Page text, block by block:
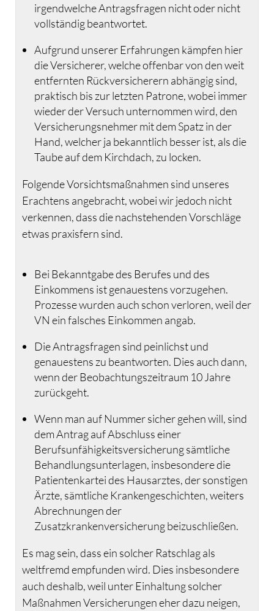
irgendwelche Antragsfragen nicht oder nicht
vollständig beantwortet.
Aufgrund unserer Erfahrungen kämpfen hier
die Versicherer, welche offenbar von den weit
entfernten Rückversicherern abhängig sind,
praktisch bis zur letzten Patrone, wobei immer
wieder der Versuch unternommen wird, den
Versicherungsnehmer mit dem Spatz in der
Hand, welcher ja bekanntlich besser ist, als die
Taube auf dem Kirchdach, zu locken.
Folgende Vorsichtsmaßnahmen sind unseres
Erachtens angebracht, wobei wir jedoch nicht
verkennen, dass die nachstehenden Vorschläge
etwas praxisfern sind.
Bei Bekanntgabe des Berufes und des
Einkommens ist genauestens vorzugehen.
Prozesse wurden auch schon verloren, weil der
VN ein falsches Einkommen angab.
Die Antragsfragen sind peinlichst und
genauestens zu beantworten. Dies auch dann,
wenn der Beobachtungszeitraum 10 Jahre
zurückgeht.
Wenn man auf Nummer sicher gehen will, sind
dem Antrag auf Abschluss einer
Berufsunfähigkeitsversicherung sämtliche
Behandlungsunterlagen, insbesondere die
Patientenkartei des Hausarztes, der sonstigen
Ärzte, sämtliche Krankengeschichten, weiters
Abrechnungen der
Zusatzkrankenversicherung beizuschließen.
Es mag sein, dass ein solcher Ratschlag als
weltfremd empfunden wird. Dies insbesondere
auch deshalb, weil unter Einhaltung solcher
Maßnahmen Versicherungen eher dazu neigen,